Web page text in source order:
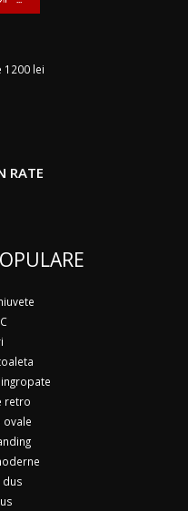
1200 lei
RATE
retro
ovale
dus